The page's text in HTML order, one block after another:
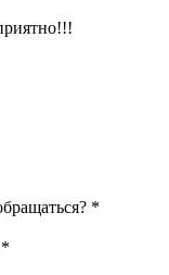
*
*